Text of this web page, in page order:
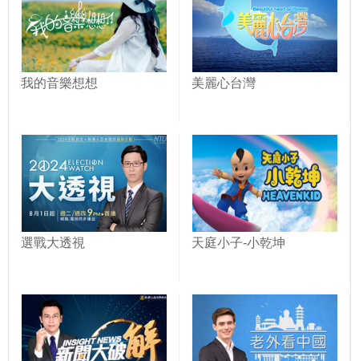
我的音樂想想 美麗心台灣
選戰大透視 天庭小子-小乾坤